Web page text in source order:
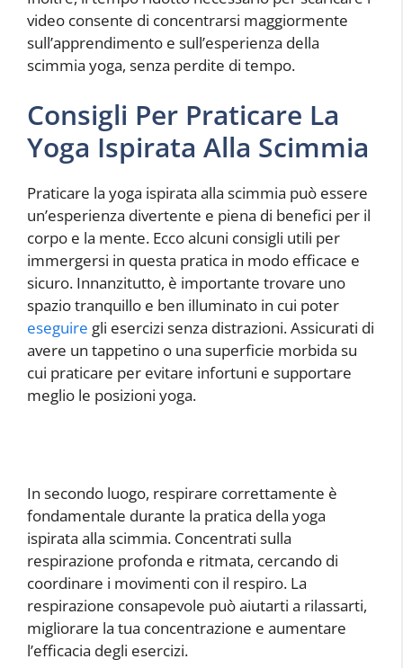
video consente di concentrarsi maggiormente
sull’apprendimento e sull’esperienza della
scimmia yoga, senza perdite di tempo.
Consigli Per Praticare La
Yoga Ispirata Alla Scimmia
Praticare la yoga ispirata alla scimmia può essere
un’esperienza divertente e piena di benefici per il
corpo e la mente. Ecco alcuni consigli utili per
immergersi in questa pratica in modo efficace e
sicuro. Innanzitutto, è importante trovare uno
spazio tranquillo e ben illuminato in cui poter
eseguire gli esercizi senza distrazioni. Assicurati di
avere un tappetino o una superficie morbida su
cui praticare per evitare infortuni e supportare
meglio le posizioni yoga.
In secondo luogo, respirare correttamente è
fondamentale durante la pratica della yoga
ispirata alla scimmia. Concentrati sulla
respirazione profonda e ritmata, cercando di
coordinare i movimenti con il respiro. La
respirazione consapevole può aiutarti a rilassarti,
migliorare la tua concentrazione e aumentare
l’efficacia degli esercizi.